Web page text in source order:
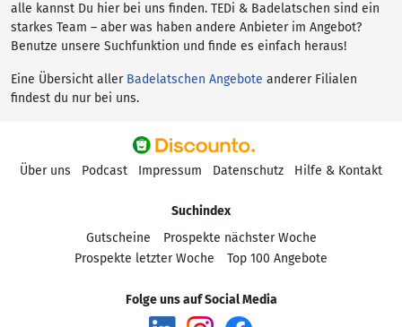
alle kannst Du hier bei uns finden. TEDi & Badelatschen sind ein
starkes Team – aber was haben andere Anbieter im Angebot?
Benutze unsere Suchfunktion und finde es einfach heraus!
Eine Übersicht aller Badelatschen Angebote anderer Filialen
findest du nur bei uns.
Über uns Podcast Impressum Datenschutz Hilfe & Kontakt
Suchindex
Gutscheine
Prospekte nächster Woche
Prospekte letzter Woche
Top 100 Angebote
Folge uns auf Social Media